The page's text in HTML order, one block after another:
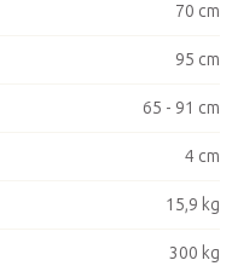
70 cm
95 cm
65 - 91 cm
4 cm
15,9 kg
300 kg